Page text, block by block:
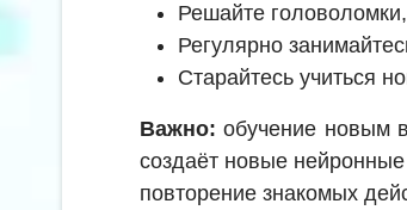
Решайте
Регулярно
Старайтесь учиться
Важно: обучение новым
создаёт новые
повторение знакомых